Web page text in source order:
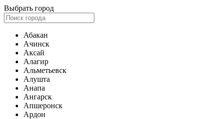
Выбрать город
Абакан
Ачинск
Аксай
Алагир
Альметьевск
Алушта
Анапа
Ангарск
Апшеронск
Ардон